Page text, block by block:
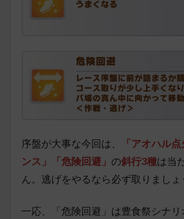
序盤が大事な今回は、
「アオハル
ンス」「危険回避」 の斜行3種は当
ん。逃げをやるなら必ず取りましょ
一応、「危険回避」は豊食祭シナ